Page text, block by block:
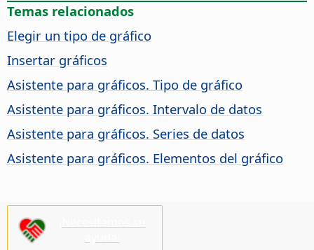
Temas relacionados
Elegir un tipo de gráfico
Insertar gráficos
Asistente para gráficos. Tipo de gráfico
Asistente para gráficos. Intervalo de datos
Asistente para gráficos. Series de datos
Asistente para gráficos. Elementos del gráfico